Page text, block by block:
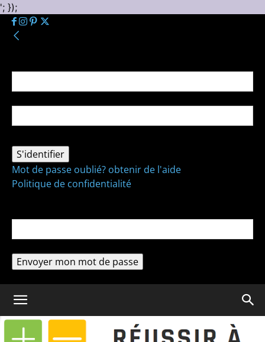
'; });
Mot de passe oublié? obtenir de l'aide
Politique de confidentialité
Coloriage Comment calculer l aire d un
cercle ?